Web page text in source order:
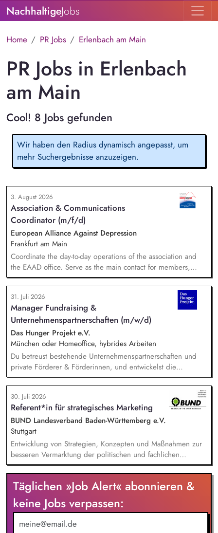
NachhaltigeJobs
Home PR Jobs Erlenbach am Main
PR Jobs in Erlenbach
am Main
Cool! 8 Jobs gefunden
Wir haben den Radius dynamisch angepasst, um
mehr Suchergebnisse anzuzeigen.
3. August 2026
Association & Communications
Coordinator (m/f/d)
European Alliance Against Depression
Frankfurt am Main
Coordinate the day-to-day operations of the association and
the EAAD office. Serve as the main contact for members,
partners and general enquiries. Support the Board of
Directors by organising meetings, preparing documents and
following up on decisions. Coordinate the association's
website, newsletters and social media. Support awareness
campaigns and communication activities. Coordinate and
develop EAAD's fundraising activities.
31. Juli 2026
Manager Fundraising &
Unternehmenspartnerschaften (m/w/d)
Das Hunger Projekt e.V.
München oder Homeoffice, hybrides Arbeiten
Du betreust bestehende Unternehmenspartnerschaften und
private Förderer & Förderinnen, und entwickelst die
Zusammenarbeit systematisch weiter. Du identifizierst neue
Unternehmen und Förderer & Förderinnen und sprichst sie
aktiv an. Du planst und setzt Fundraising-Maßnahmen
eigenständig um und verfolgst deren Ergebnisse. Du
arbeitest eng mit der Landesdirektion, dem Marketing und
unseren Programmkollegen zusammen.
30. Juli 2026
Referent*in für strategisches Marketing
BUND Landesverband Baden-Württemberg e.V.
Stuttgart
Entwicklung von Strategien, Konzepten und Maßnahmen zur
besseren Vermarktung der politischen und fachlichen
Aktivitäten des BUND Baden-Württemberg, Beratung,
Unterstützung und Qualifizierung der Haupt- und
Ehrenamtlichen im BUND zur Verbesserung der öffentlichen
Sichtbarkeit des BUND, Konzeptionelle Begleitung des
BUND-Auftritts bei Veranstaltungen, Aktionen u.ä.
Täglichen »Job Alert« abonnieren &
keine Jobs verpassen: